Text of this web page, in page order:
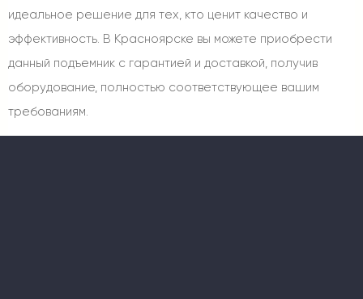
идеальное решение для тех, кто ценит качество и
эффективность. В Красноярске вы можете приобрести
данный подъемник с гарантией и доставкой, получив
оборудование, полностью соответствующее вашим
требованиям.